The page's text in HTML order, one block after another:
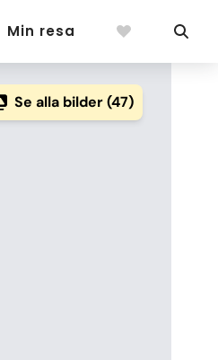
Min resa
Se alla bilder (47)